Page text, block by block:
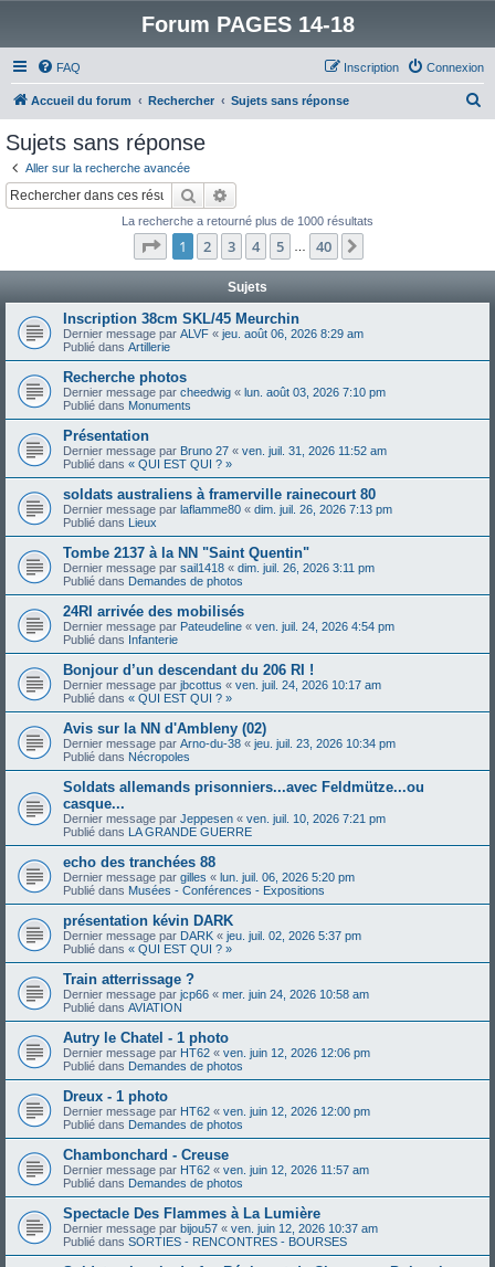
Forum PAGES 14-18
FAQ Connexion
Inscription
Accueil du forum Rechercher Sujets sans réponse
Sujets sans réponse
Aller sur la recherche avancée
Rechercher
La recherche a retourné plus de 1000 résultats
Page 1sur40
1 2 3 4 5 40
Sujets
Inscription 38cm SKL/45 Meurchin
Dernier message par ALVF « jeu. août 06, 2026 8:29 am
Publié dans Artillerie
Recherche photos
Dernier message par cheedwig « lun. août 03, 2026 7:10 pm
Publié dans Monuments
Présentation
Dernier message par Bruno 27 « ven. juil. 31, 2026 11:52 am
Publié dans « QUI EST QUI ? »
soldats australiens à framerville rainecourt 80
Dernier message par laflamme80 « dim. juil. 26, 2026 7:13 pm
Publié dans Lieux
Tombe 2137 à la NN "Saint Quentin"
Dernier message par sail1418 « dim. juil. 26, 2026 3:11 pm
Publié dans Demandes de photos
24RI arrivée des mobilisés
Dernier message par Pateudeline « ven. juil. 24, 2026 4:54 pm
Publié dans Infanterie
Bonjour d’un descendant du 206 RI !
Dernier message par jbcottus « ven. juil. 24, 2026 10:17 am
Publié dans « QUI EST QUI ? »
Avis sur la NN d'Ambleny (02)
Dernier message par Arno-du-38 « jeu. juil. 23, 2026 10:34 pm
Publié dans Nécropoles
Soldats allemands prisonniers...avec Feldmütze...ou
casque...
Dernier message par Jeppesen « ven. juil. 10, 2026 7:21 pm
Publié dans LA GRANDE GUERRE
echo des tranchées 88
Dernier message par gilles « lun. juil. 06, 2026 5:20 pm
Publié dans Musées - Conférences - Expositions
présentation kévin DARK
Dernier message par DARK « jeu. juil. 02, 2026 5:37 pm
Publié dans « QUI EST QUI ? »
Train atterrissage ?
Dernier message par jcp66 « mer. juin 24, 2026 10:58 am
Publié dans AVIATION
Autry le Chatel - 1 photo
Dernier message par HT62 « ven. juin 12, 2026 12:06 pm
Publié dans Demandes de photos
Dreux - 1 photo
Dernier message par HT62 « ven. juin 12, 2026 12:00 pm
Publié dans Demandes de photos
Chambonchard - Creuse
Dernier message par HT62 « ven. juin 12, 2026 11:57 am
Publié dans Demandes de photos
Spectacle Des Flammes à La Lumière
Dernier message par bijou57 « ven. juin 12, 2026 10:37 am
Publié dans SORTIES - RENCONTRES - BOURSES